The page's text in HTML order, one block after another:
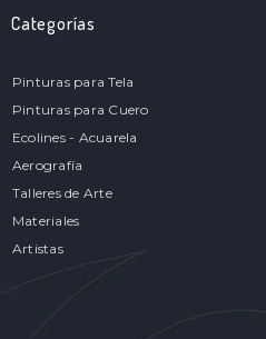
Categorías
Pinturas para Tela
Pinturas para Cuero
Ecolines - Acuarela
Aerografía
Talleres de Arte
Materiales
Artistas